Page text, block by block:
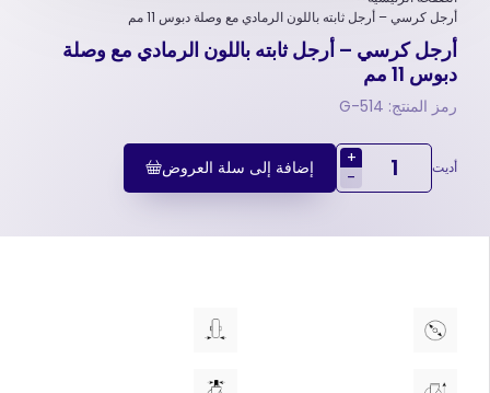
أرجل كرسي – أرجل ثابته باللون الرمادي مع وصلة دبوس 11 مم
أرجل كرسي – أرجل ثابته باللون الرمادي مع وصلة
دبوس 11 مم
رمز المنتج: 514-G
أديت
+
-
إضافة إلى سلة العروض